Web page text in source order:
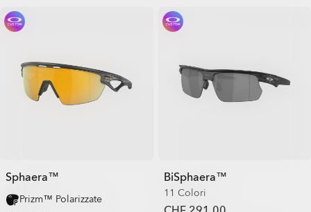
Sphaera™
Prizm™ Polarizzate
BiSphaera™
11 Colori